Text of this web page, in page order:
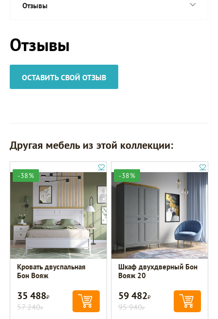
Отзывы
Отзывы
ОСТАВИТЬ СВОЙ ОТЗЫВ
Другая мебель из этой коллекции:
-38%
Кровать двуспальная
Бон Вояж
35 488Р
57 240Р
-38%
Шкаф двухдверный Бон
Вояж 20
59 482Р
95 940Р